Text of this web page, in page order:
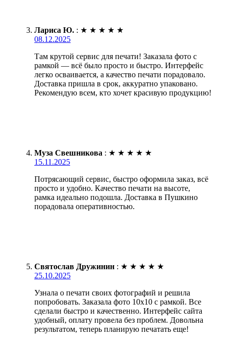
Лариса Ю. : ★ ★ ★ ★ ★
08.12.2025
Там крутой сервис для печати! Заказала фото с
рамкой — всё было просто и быстро. Интерфейс
легко осваивается, а качество печати порадовало.
Доставка пришла в срок, аккуратно упаковано.
Рекомендую всем, кто хочет красивую продукцию!
Муза Свешникова : ★ ★ ★ ★ ★
15.11.2025
Потрясающий сервис, быстро оформила заказ, всё
просто и удобно. Качество печати на высоте,
рамка идеально подошла. Доставка в Пушкино
порадовала оперативностью.
Святослав Дружинин : ★ ★ ★ ★ ★
25.10.2025
Узнала о печати своих фотографий и решила
попробовать. Заказала фото 10х10 с рамкой. Все
сделали быстро и качественно. Интерфейс сайта
удобный, оплату провела без проблем. Довольна
результатом, теперь планирую печатать еще!